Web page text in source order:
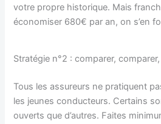
votre propre historique. Mais
économiser 680€ par an, on s’en
Stratégie n°2 : comparer,
Tous les assureurs ne pratiquent
les jeunes conducteurs. Certains
ouverts que d’autres. Faites